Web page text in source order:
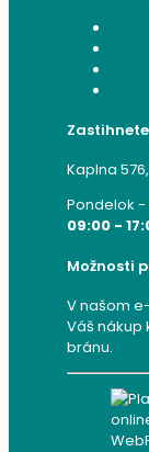
Kaplna
Pondelok -
09:00 -
Možnosti
V našom
Váš nákup
bránu.